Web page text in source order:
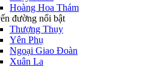
Hoàng Hoa Thám
đường nổi bật
Thượng Thụy
Yên Phụ
Ngoại Giao Đoàn
Xuân La